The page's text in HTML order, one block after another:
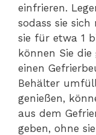
einfrieren.
sodass sie
sie für etwa 1
können Sie
einen
Behälter
genießen,
aus dem
geben, ohne